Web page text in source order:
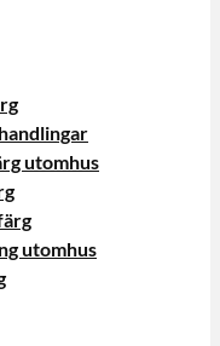
utomhus
utomhus